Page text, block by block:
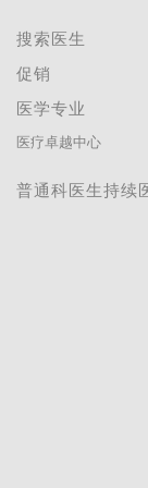
搜索医生
促销
医学专业
医疗卓越中心
普通科医生持续